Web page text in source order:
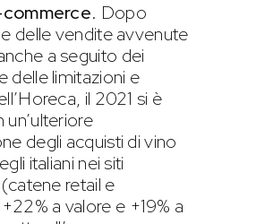
commerce. Dopo
delle vendite avvenute
a seguito dei
delle limitazioni e
il 2021 si è
degli acquisti di vino
italiani nei siti
retail e
a valore e +19% a